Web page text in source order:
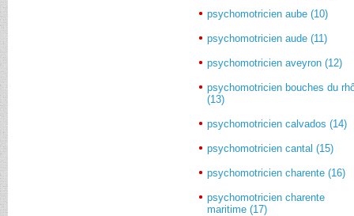
psychomotricien aube (10)
psychomotricien aude (11)
psychomotricien aveyron (12)
psychomotricien bouches du
(13)
psychomotricien calvados (14)
psychomotricien cantal (15)
psychomotricien charente (16)
psychomotricien charente
maritime (17)